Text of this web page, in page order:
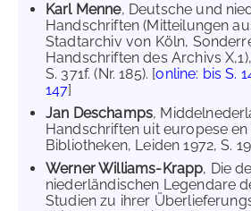
Karl Menne, Deutsche und
Handschriften (Mitteilungen
Stadtarchiv von Köln,
Handschriften des Archivs
S. 371f. (Nr. 185). [online: bis S.
147]
Jan Deschamps,
Handschriften uit europese
Bibliotheken, Leiden 1972, S.
Werner Williams-Krapp, Die
niederländischen Legendare
Studien zu ihrer